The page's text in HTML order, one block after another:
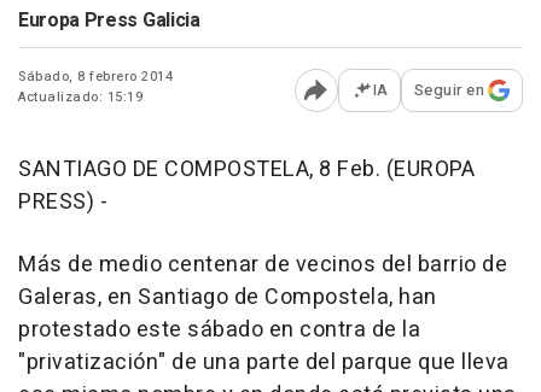
Europa Press Galicia
Sábado, 8 febrero 2014
Actualizado: 15:19
Abrir opciones para
IA Seguir en
SANTIAGO DE COMPOSTELA, 8 Feb. (EUROPA
PRESS) -
Más de medio centenar de vecinos del barrio de
Galeras, en Santiago de Compostela, han
protestado este sábado en contra de la
"privatización" de una parte del parque que lleva